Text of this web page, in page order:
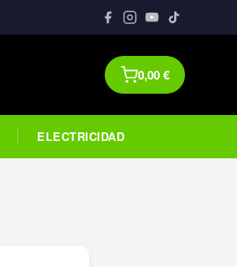
0,00€
ELECTRICIDAD